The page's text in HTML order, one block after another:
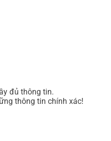
đủ thông tin.
thông tin chính xác!